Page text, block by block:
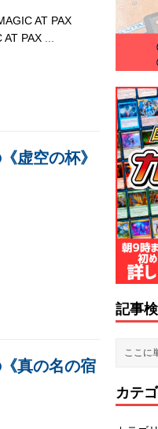
AT PAX
AT PAX
虚空の杯》
真の名の宿
記事
カテ